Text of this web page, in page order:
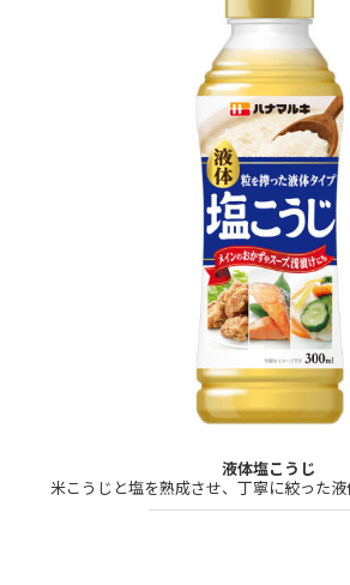
液体塩こうじ
米こうじと塩を熟成させ、丁寧に絞った